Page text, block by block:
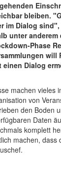
bleiben.
im Dialog
unter
Phase
will
Dialog
machen vieles
von
den Boden
Daten
komplett
machen, dass